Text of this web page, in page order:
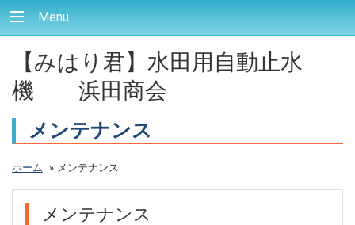
Menu
【みはり君】水田用自動止水
機 浜田商会
メンテナンス
ホーム » メンテナンス
メンテナンス